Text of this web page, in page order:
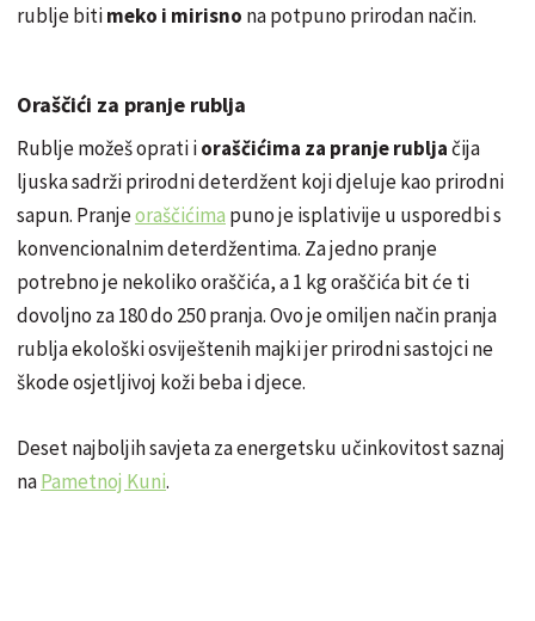
rublje bitimeko i mirisno na potpuno prirodan način.
Oraščići za pranje rublja
Rublje možeš oprati ioraščićima za pranje rubljačija
ljuska sadrži prirodni deterdžent koji djeluje kao prirodni
sapun. Pranjeoraščićima puno je isplativije u usporedbi s
konvencionalnim deterdžentima. Za jedno pranje
potrebno je nekoliko oraščića, a 1 kg oraščića bit će ti
dovoljno za 180 do 250 pranja. Ovo je omiljen način pranja
rublja ekološki osviještenih majki jer prirodni sastojci ne
škode osjetljivoj koži beba i djece.
Deset najboljih savjeta za energetsku učinkovitost saznaj
naPametnoj Kuni.